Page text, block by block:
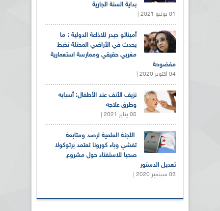
بداية السنة الجارية
01 يونيو 2021 |
أميناتو حيدر للاذاعة الدولية : ما
يحدث في الأراضي المحتلة تخبط
مغربي حقيقي وممارسة استعمارية
مفضوحة
04 أكتوبر 2020 |
نزيف الأنف عند الأطفال: أسبابه
وطرق علاجه
05 يناير 2021 |
اللجنة العلمية لرصد ومتابعة
تفشي وباء كورونا تعتمد برتوكولا
صحيا للاستفتاء حول مشروع
تعديل الدستور
03 سبتمبر 2020 |